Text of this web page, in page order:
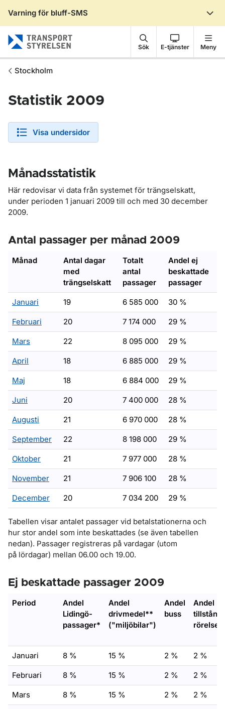
Varning för bluff-SMS
Sök E-tjänster Meny
Stockholm
Statistik 2009
Visa undersidor
Månadsstatistik
Här redovisar vi data från systemet för trängselskatt,
under perioden 1 januari 2009 till och med 30 december
2009.
Antal passager per månad 2009
Månad
Antal dagar
med
trängselskatt
Totalt
antal
passager
Andel ej
beskattade
passager
Januari 19 6 585 000 30 %
Februari 20 7 174 000 29 %
Mars 22 8 095 000 29 %
April 18 6 885 000 29 %
Maj 18 6 884 000 29 %
Juni 20 7 400 000 28 %
Augusti 21 6 970 000 28 %
September 22 8 198 000 29 %
Oktober 21 7 977 000 28 %
November 21 7 906 100 28 %
December 20 7 034 200 29 %
Tabellen visar antalet passager vid betalstationerna och
hur stor andel som inte beskattades (se även tabellen
nedan). Passager registreras på vardagar (utom
på lördagar) mellan 06.00 och 19.00.
Ej beskattade passager 2009
Period
Andel
Lidingö-
passager*
Andel
drivmedel**
("miljöbilar")
Andel
buss
Andel p-
tillstånd
Januari 8 % 15 % 2 % 2 %
Februari 8 % 15 % 2 % 2 %
Mars 8 % 15 % 2 % 2 %